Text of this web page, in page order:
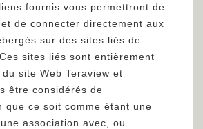
fournis vous permettront de
de connecter directement aux
sur des sites liés de
sites liés sont entièrement
site Web Teraview et
être considérés de
que ce soit comme étant une
association avec, ou